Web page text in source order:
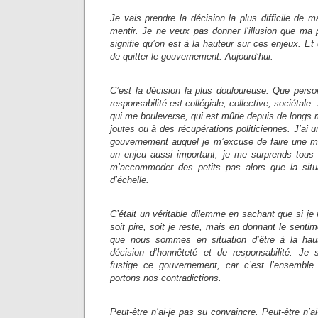
Je vais prendre la décision la plus difficile de
mentir. Je ne veux pas donner l’illusion que ma
signifie qu’on est à la hauteur sur ces enjeux.
de quitter le gouvernement. Aujourd’hui.
C’est la décision la plus douloureuse. Que
responsabilité est collégiale, collective, sociétale.
qui me bouleverse, qui est mûrie depuis de longs
joutes ou à des récupérations politiciennes. J’ai
gouvernement auquel je m’excuse de faire une
un enjeu aussi important, je me surprends
m’accommoder des petits pas alors que la
d’échelle.
C’était un véritable dilemme en sachant que si
soit pire, soit je reste, mais en donnant le
que nous sommes en situation d’être à la
décision d’honnêteté et de responsabilité. Je
fustige ce gouvernement, car c’est
portons nos contradictions.
Peut-être n’ai-je pas su convaincre. Peut-être